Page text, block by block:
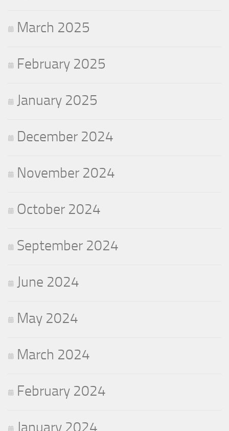
March 2025
February 2025
January 2025
December 2024
November 2024
October 2024
September 2024
June 2024
May 2024
March 2024
February 2024
January 2024